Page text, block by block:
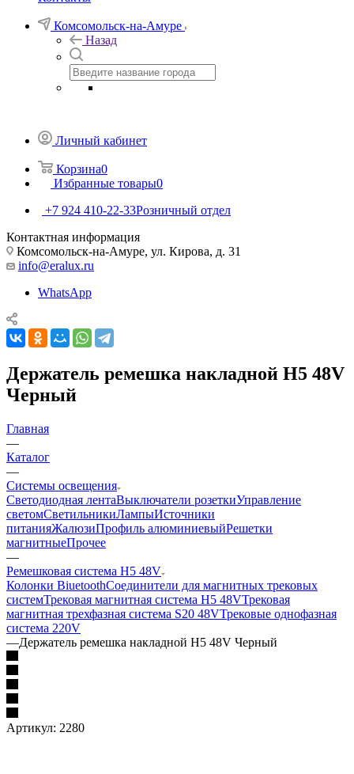
Комсомольск-на-Амуре
Назад
Личный кабинет
Корзина0
Избранные товары0
+7 924 410-22-33Розничный отдел
Контактная информация
Комсомольск-на-Амуре, ул. Кирова, д. 31
info@eralux.ru
WhatsApp
Держатель ремешка накладной H5 48V
Черный
Главная
—
Каталог
—
Системы освещения
Светодиодная лентаВыключатели розеткиУправление
светомСветильникиЛампыИсточники
питанияЖалюзиПрофиль алюминиевыйРешетки
магнитныеПрочее
—
Ремешковая система H5 48V
Колонки BiuetoothСоединители для магнитных трековых
системТрековая магнитная система H5 48VТрековая
магнитная трехфазная система S20 48VТрековые однофазная
система 220V
—Держатель ремешка накладной H5 48V Черный
Артикул: 2280